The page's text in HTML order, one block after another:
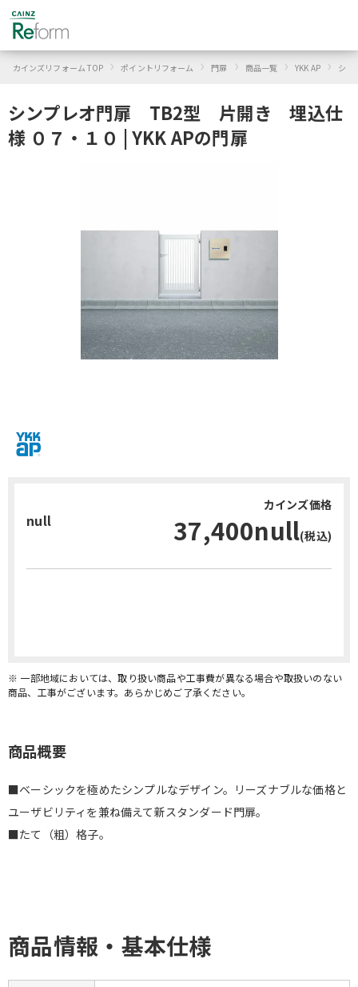
カインズリフォーム TOP › ポイントリフォーム › 門扉 › 商品一覧 › YKK AP › シン
シンプレオ門扉 TB2型 片開き 埋込仕
様 ０７・１０ | YKK APの門扉
null
カインズ価格
37,400null(税込)
※ 一部地域においては、取り扱い商品や工事費が異なる場合や取扱いのない
商品、工事がございます。あらかじめご了承ください。
商品概要
■ベーシックを極めたシンプルなデザイン。リーズナブルな価格と
ユーザビリティを兼ね備えて新スタンダード門扉。
■たて（粗）格子。
商品情報・基本仕様